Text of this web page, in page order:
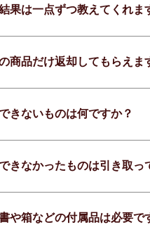
果は一点ずつ教えてくれま
商品だけ返却してもらえま
きないものは何ですか？
きなかったものは引き取っ
や箱などの付属品は必要で